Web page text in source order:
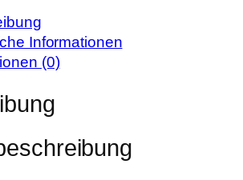
i
s
i
t
1
9
Informationen
(0)